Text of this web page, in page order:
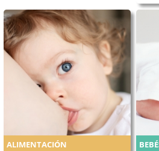
ALIMENTACIÓN